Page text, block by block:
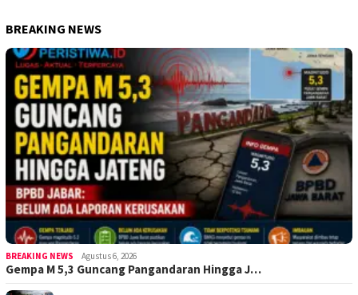
BREAKING NEWS
BREAKING NEWS Agustus 6, 2026
Gempa M 5,3 Guncang Pangandaran Hingga J…